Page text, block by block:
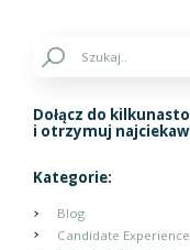
Dołącz do
i otrzymuj
Kategorie:
Blog
Candidate Experience